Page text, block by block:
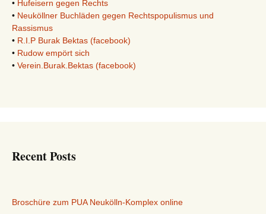
• Hufeisern gegen Rechts
• Neuköllner Buchläden gegen Rechtspopulismus und
Rassismus
• R.I.P Burak Bektas (facebook)
• Rudow empört sich
• Verein.Burak.Bektas (facebook)
Recent Posts
Broschüre zum PUA Neukölln-Komplex online